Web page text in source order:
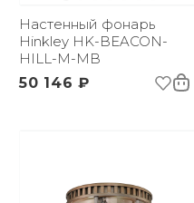
Настенный фонарь
Hinkley HK-BEACON-
HILL-M-MB
50 146 ₽